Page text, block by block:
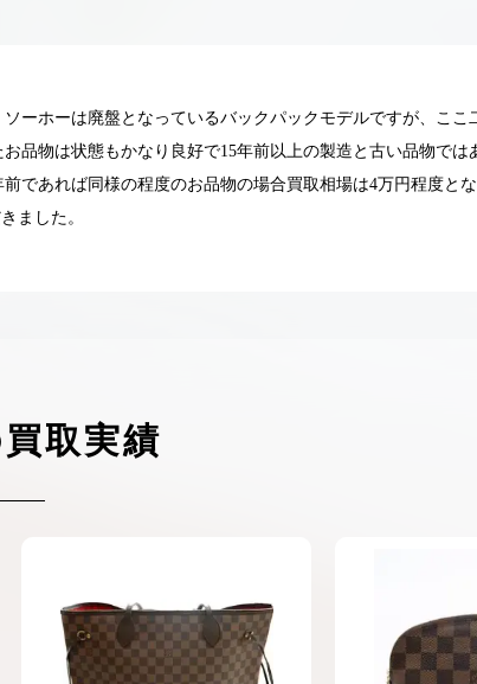
取価格は？相場高騰で全体的に買取価格がア
ップしています
ーホーは廃盤となっているバックパックモデルですが、ここ
品物は状態もかなり良好で15年前以上の製造と古い品物では
であれば同様の程度のお品物の場合買取相場は4万円程度と
ました。
取実績